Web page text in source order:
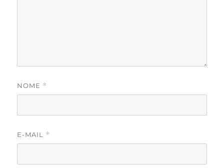
NOME *
E-MAIL *